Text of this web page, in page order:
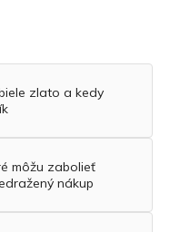
zlato a kedy
môžu zabolieť
nákup